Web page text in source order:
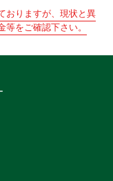
おりますが、現状と異
をご確認下さい。